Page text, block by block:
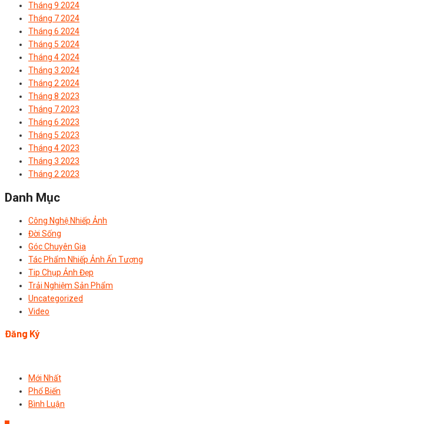
Tháng 9 2024
Tháng 7 2024
Tháng 6 2024
Tháng 5 2024
Tháng 4 2024
Tháng 3 2024
Tháng 2 2024
Tháng 8 2023
Tháng 7 2023
Tháng 6 2023
Tháng 5 2023
Tháng 4 2023
Tháng 3 2023
Tháng 2 2023
Danh Mục
Công Nghệ Nhiếp Ảnh
Đời Sống
Góc Chuyên Gia
Tác Phẩm Nhiếp Ảnh Ấn Tượng
Tip Chụp Ảnh Đẹp
Trải Nghiệm Sản Phẩm
Uncategorized
Video
Đăng Ký
Mới Nhất
Phổ Biến
Bình Luận